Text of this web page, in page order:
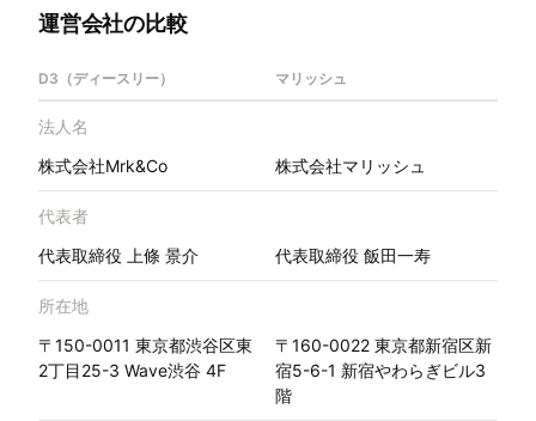
運営会社の比較
D3（ディースリー） マリッシュ
法人名
株式会社Mrk&Co
株式会社マリッシュ
代表者
代表取締役 上條 景介
代表取締役 飯田一寿
所在地
〒150-0011 東京都渋谷区東
2丁目25-3 Wave渋谷 4F
〒160-0022 東京都新宿区新
宿5-6-1 新宿やわらぎビル3
階